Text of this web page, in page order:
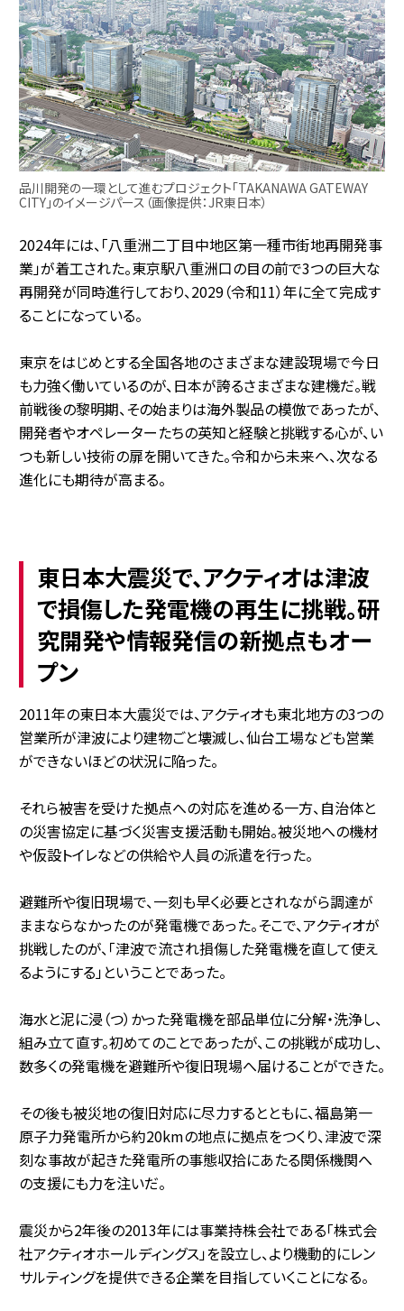
品川開発の一環として進むプロジェクト「TAKANAWA GATEWAY
CITY」のイメージパース（画像提供：JR東日本）
2024年には、「八重洲二丁目中地区第一種市街地再開発事
業」が着工された。東京駅八重洲口の目の前で3つの巨大な
再開発が同時進行しており、2029（令和11）年に全て完成す
ることになっている。
東京をはじめとする全国各地のさまざまな建設現場で今日
も力強く働いているのが、日本が誇るさまざまな建機だ。戦
前戦後の黎明期、その始まりは海外製品の模倣であったが、
開発者やオペレーターたちの英知と経験と挑戦する心が、い
つも新しい技術の扉を開いてきた。令和から未来へ、次なる
進化にも期待が高まる。
東日本大震災で、アクティオは津波
で損傷した発電機の再生に挑戦。研
究開発や情報発信の新拠点もオー
プン
2011年の東日本大震災では、アクティオも東北地方の3つの
営業所が津波により建物ごと壊滅し、仙台工場なども営業
ができないほどの状況に陥った。
それら被害を受けた拠点への対応を進める一方、自治体と
の災害協定に基づく災害支援活動も開始。被災地への機材
や仮設トイレなどの供給や人員の派遣を行った。
避難所や復旧現場で、一刻も早く必要とされながら調達が
ままならなかったのが発電機であった。そこで、アクティオが
挑戦したのが、「津波で流され損傷した発電機を直して使え
るようにする」ということであった。
海水と泥に浸（つ）かった発電機を部品単位に分解・洗浄し、
組み立て直す。初めてのことであったが、この挑戦が成功し、
数多くの発電機を避難所や復旧現場へ届けることができた。
その後も被災地の復旧対応に尽力するとともに、福島第一
原子力発電所から約20kmの地点に拠点をつくり、津波で深
刻な事故が起きた発電所の事態収拾にあたる関係機関へ
の支援にも力を注いだ。
震災から2年後の2013年には事業持株会社である「株式会
社アクティオホールディングス」を設立し、より機動的にレン
サルティングを提供できる企業を目指していくことになる。